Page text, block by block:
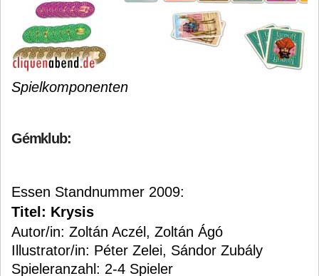
Spielkomponenten
Gémklub:
Essen Standnummer 2009:
Titel: Krysis
Autor/in: Zoltán Aczél, Zoltán Ágó
Illustrator/in: Péter Zelei, Sándor Zubály
Spieleranzahl: 2-4 Spieler